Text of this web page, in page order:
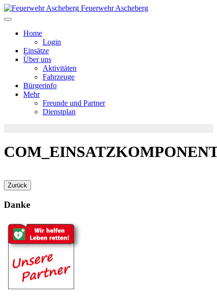
Feuerwehr Ascheberg
Home
Login
Einsätze
Über uns
Aktivitäten
Fahrzeuge
Bürgerinfo
Mehr
Freunde und Partner
Dienstplan
Danke